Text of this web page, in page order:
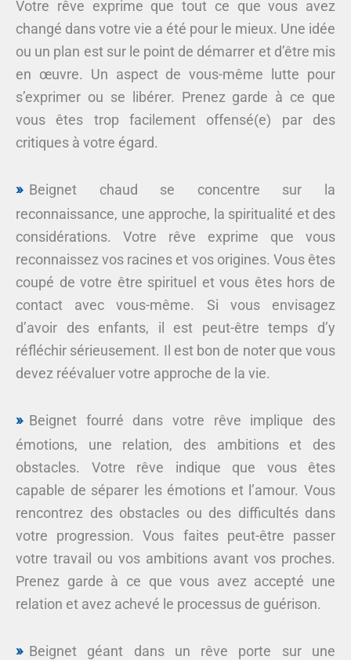
Votre rêve exprime que tout ce que vous avez
changé dans votre vie a été pour le mieux. Une idée
ou un plan est sur le point de démarrer et d’être mis
en œuvre. Un aspect de vous-même lutte pour
s’exprimer ou se libérer. Prenez garde à ce que
vous êtes trop facilement offensé(e) par des
critiques à votre égard.
Beignet chaud se concentre sur la
reconnaissance, une approche, la spiritualité et des
considérations. Votre rêve exprime que vous
reconnaissez vos racines et vos origines. Vous êtes
coupé de votre être spirituel et vous êtes hors de
contact avec vous-même. Si vous envisagez
d’avoir des enfants, il est peut-être temps d’y
réfléchir sérieusement. Il est bon de noter que vous
devez réévaluer votre approche de la vie.
Beignet fourré dans votre rêve implique des
émotions, une relation, des ambitions et des
obstacles. Votre rêve indique que vous êtes
capable de séparer les émotions et l’amour. Vous
rencontrez des obstacles ou des difficultés dans
votre progression. Vous faites peut-être passer
votre travail ou vos ambitions avant vos proches.
Prenez garde à ce que vous avez accepté une
relation et avez achevé le processus de guérison.
Beignet géant dans un rêve porte sur une